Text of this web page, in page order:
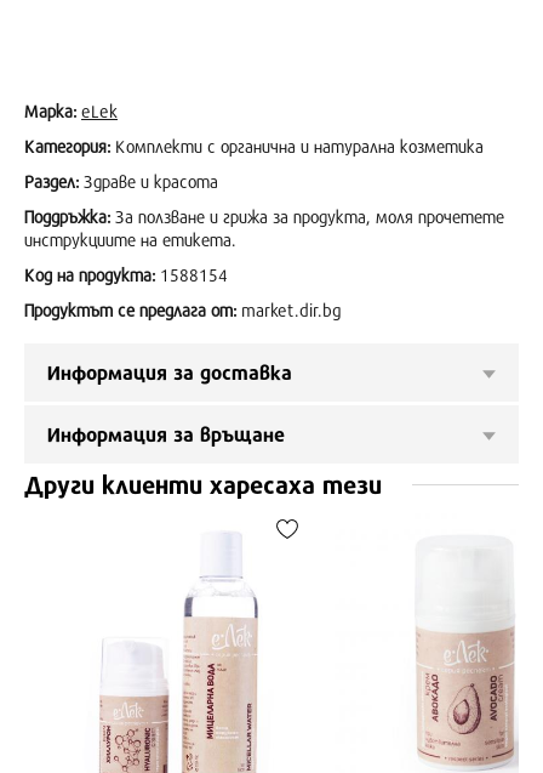
Марка: eLek
Категория: Комплекти с органична и натурална козметика
Раздел: Здраве и красота
Поддръжка: За ползване и грижа за продукта, моля прочетете
инструкциите на етикета.
Код на продукта: 1588154
Продуктът се предлага от: market.dir.bg
Информация за доставка
Информация за връщане
Други клиенти харесаха тези